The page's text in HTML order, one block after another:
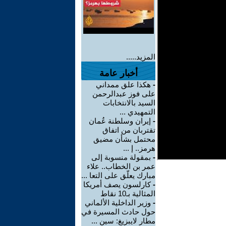
المزيد.....
أخبار عامة
- هكذا علق ممداني
على فوز عبدالرحمن
السيد بالانتخابات
التمهيدي ...
- إيران وسلطنة عُمان
تقتربان من اتفاق
محتمل بشأن مضيق
هرمز.. إ ...
- بمقولة منسوبة إلى
عمر بن الخطاب.. علاء
مبارك يعلّق على التعا ...
-كارلسون يصف أمريكا
المثالية بـ10 نقاط
- وزير الداخلية الألماني
حول حادث المسيرة في
مطار لايبزيغ: سين ...